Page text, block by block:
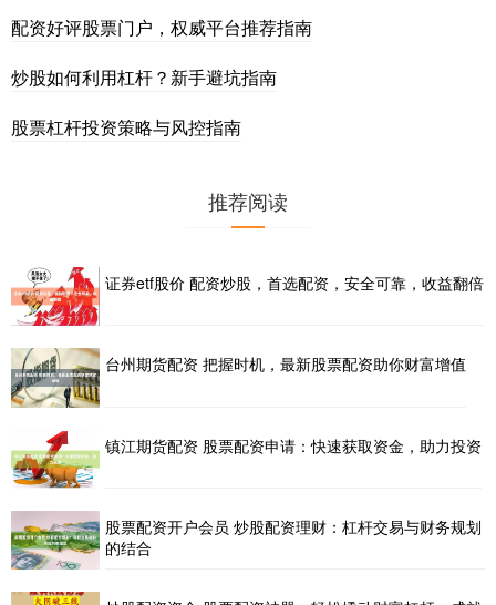
配资好评股票门户，权威平台推荐指南
炒股如何利用杠杆？新手避坑指南
股票杠杆投资策略与风控指南
推荐阅读
证券etf股价 配资炒股，首选配资，安全可靠，收益翻倍
台州期货配资 把握时机，最新股票配资助你财富增值
镇江期货配资 股票配资申请：快速获取资金，助力投资
股票配资开户会员 炒股配资理财：杠杆交易与财务规划
的结合